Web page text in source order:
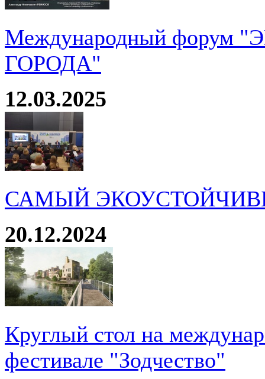
Международный
ГОРОДА"
12.03.2025
САМЫЙ
20.12.2024
Круглый стол на
фестивале "Зодчество"